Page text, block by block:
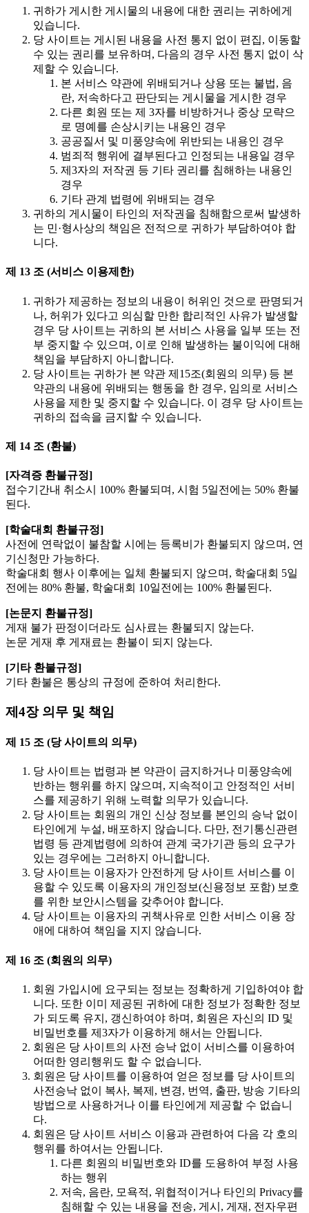
귀하가 게시한 게시물의 내용에 대한 권리는 귀하에게
있습니다.
당 사이트는 게시된 내용을 사전 통지 없이 편집, 이동할
수 있는 권리를 보유하며, 다음의 경우 사전 통지 없이 삭
제할 수 있습니다.
본 서비스 약관에 위배되거나 상용 또는 불법, 음
란, 저속하다고 판단되는 게시물을 게시한 경우
다른 회원 또는 제 3자를 비방하거나 중상 모략으
로 명예를 손상시키는 내용인 경우
공공질서 및 미풍양속에 위반되는 내용인 경우
범죄적 행위에 결부된다고 인정되는 내용일 경우
제3자의 저작권 등 기타 권리를 침해하는 내용인
경우
기타 관계 법령에 위배되는 경우
귀하의 게시물이 타인의 저작권을 침해함으로써 발생하
는 민·형사상의 책임은 전적으로 귀하가 부담하여야 합
니다.
제 13 조 (서비스 이용제한)
귀하가 제공하는 정보의 내용이 허위인 것으로 판명되거
나, 허위가 있다고 의심할 만한 합리적인 사유가 발생할
경우 당 사이트는 귀하의 본 서비스 사용을 일부 또는 전
부 중지할 수 있으며, 이로 인해 발생하는 불이익에 대해
책임을 부담하지 아니합니다.
당 사이트는 귀하가 본 약관 제15조(회원의 의무) 등 본
약관의 내용에 위배되는 행동을 한 경우, 임의로 서비스
사용을 제한 및 중지할 수 있습니다. 이 경우 당 사이트는
귀하의 접속을 금지할 수 있습니다.
제 14 조 (환불)
[자격증 환불규정]
접수기간내 취소시 100% 환불되며, 시험 5일전에는 50% 환불
된다.
[학술대회 환불규정]
사전에 연락없이 불참할 시에는 등록비가 환불되지 않으며, 연
기신청만 가능하다.
학술대회 행사 이후에는 일체 환불되지 않으며, 학술대회 5일
전에는 80% 환불, 학술대회 10일전에는 100% 환불된다.
[논문지 환불규정]
게재 불가 판정이더라도 심사료는 환불되지 않는다.
논문 게재 후 게재료는 환불이 되지 않는다.
[기타 환불규정]
기타 환불은 통상의 규정에 준하여 처리한다.
제4장 의무 및 책임
제 15 조 (당 사이트의 의무)
당 사이트는 법령과 본 약관이 금지하거나 미풍양속에
반하는 행위를 하지 않으며, 지속적이고 안정적인 서비
스를 제공하기 위해 노력할 의무가 있습니다.
당 사이트는 회원의 개인 신상 정보를 본인의 승낙 없이
타인에게 누설, 배포하지 않습니다. 다만, 전기통신관련
법령 등 관계법령에 의하여 관계 국가기관 등의 요구가
있는 경우에는 그러하지 아니합니다.
당 사이트는 이용자가 안전하게 당 사이트 서비스를 이
용할 수 있도록 이용자의 개인정보(신용정보 포함) 보호
를 위한 보안시스템을 갖추어야 합니다.
당 사이트는 이용자의 귀책사유로 인한 서비스 이용 장
애에 대하여 책임을 지지 않습니다.
제 16 조 (회원의 의무)
회원 가입시에 요구되는 정보는 정확하게 기입하여야 합
니다. 또한 이미 제공된 귀하에 대한 정보가 정확한 정보
가 되도록 유지, 갱신하여야 하며, 회원은 자신의 ID 및
비밀번호를 제3자가 이용하게 해서는 안됩니다.
회원은 당 사이트의 사전 승낙 없이 서비스를 이용하여
어떠한 영리행위도 할 수 없습니다.
회원은 당 사이트를 이용하여 얻은 정보를 당 사이트의
사전승낙 없이 복사, 복제, 변경, 번역, 출판, 방송 기타의
방법으로 사용하거나 이를 타인에게 제공할 수 없습니
다.
회원은 당 사이트 서비스 이용과 관련하여 다음 각 호의
행위를 하여서는 안됩니다.
다른 회원의 비밀번호와 ID를 도용하여 부정 사용
하는 행위
저속, 음란, 모욕적, 위협적이거나 타인의 Privacy를
침해할 수 있는 내용을 전송, 게시, 게재, 전자우편